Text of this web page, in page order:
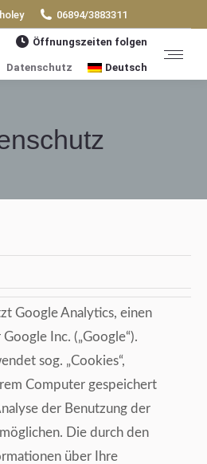
06894/3883311
Öffnungszeiten folgen
Datenschutz Deutsch
Google Analytics, einen
Inc. („Google“).
sog. „Cookies“,
Computer gespeichert
der Benutzung der
Die durch den
über Ihre